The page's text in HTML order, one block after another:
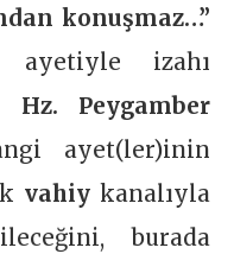
konuşmaz…”
ayetiyle izahı
Hz. Peygamber
ayet(ler)inin
vahiykanalıyla
burada